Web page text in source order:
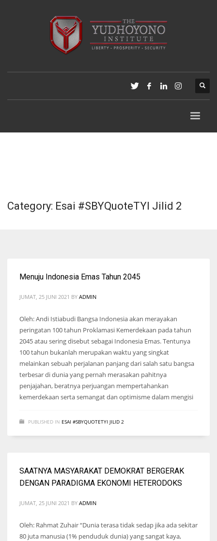
Category: Esai #SBYQuoteTYI Jilid 2
Menuju Indonesia Emas Tahun 2045
JUMAT, 25 JUNI 2021 BY ADMIN
Oleh: Andi Istiabudi Bangsa Indonesia akan merayakan
peringatan 100 tahun Proklamasi Kemerdekaan pada tahun
2045 atau sering disebut sebagai Indonesia Emas. Tentunya
100 tahun bukanlah merupakan waktu yang singkat
melainkan sebuah perjalanan panjang dari salah satu bangsa
terbesar di dunia yang pernah merasakan pahitnya
penjajahan, beratnya perjuangan mempertahankan
kemerdekaan serta semangat dan optimisme dalam mengisi
PUBLISHED IN ESAI #SBYQUOTETYI JILID 2
SAATNYA MASYARAKAT DEMOKRAT BERGERAK
DENGAN PARADIGMA EKONOMI HETERODOKS
JUMAT, 25 JUNI 2021 BY ADMIN
Oleh: Rahmat Zuhair “Dunia terasa tidak sedap jika ada sekitar
80 juta manusia (1% penduduk dunia) yang sangat kaya,